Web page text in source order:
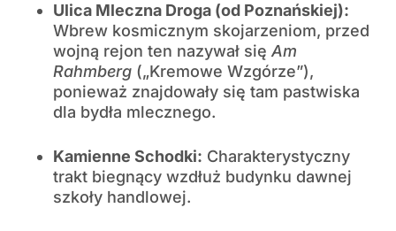
Ulica Mleczna Droga (od Poznańskiej):
Wbrew kosmicznym skojarzeniom, przed
wojną rejon ten nazywał się Am
Rahmberg („Kremowe Wzgórze”),
ponieważ znajdowały się tam pastwiska
dla bydła mlecznego.
Kamienne Schodki: Charakterystyczny
trakt biegnący wzdłuż budynku dawnej
szkoły handlowej.